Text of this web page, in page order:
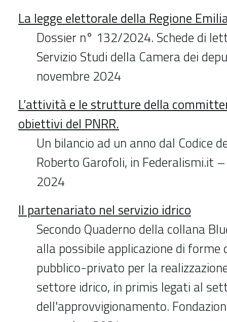
La legge elettorale della Regione
Dossier n° 132/2024. Schede di
Servizio Studi della Camera dei
novembre 2024
L’attività e le strutture della
obiettivi del PNRR.
Un bilancio ad un anno dal Codice
Roberto Garofoli, in Federalismi.it
2024
Il partenariato nel servizio idrico
Secondo Quaderno della collana
alla possibile applicazione di
pubblico-privato per la
settore idrico, in primis legati al
dell'approvvigionamento.